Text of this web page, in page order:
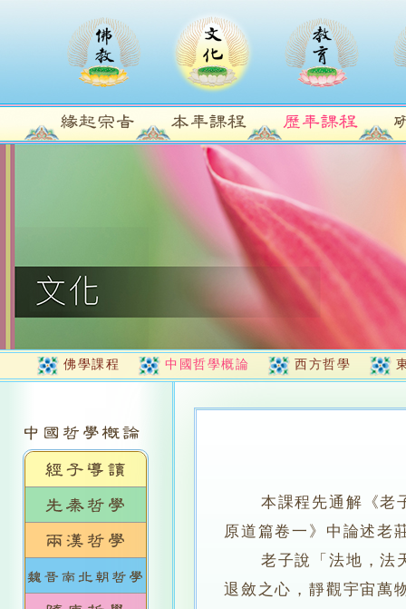
佛學課程 中國哲學概論 西方哲學
本課程先通解《老
原道篇卷一》中論述老
老子說「法地，法天
退斂之心，靜觀宇宙萬